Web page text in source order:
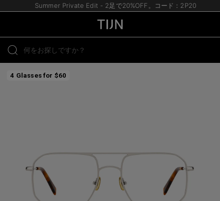
Summer Private Edit - 2足で20%OFF。コード：2P20
4 Glasses for $60